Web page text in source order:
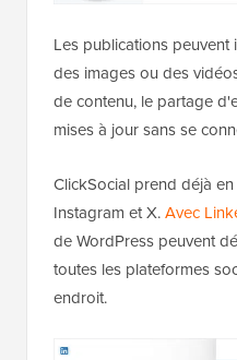
Les publications peuvent
des images ou des
de contenu, le partage
mises à jour sans se
ClickSocial prend déjà
Instagram et X.Avec
de WordPress peuvent
toutes les plateformes
endroit.